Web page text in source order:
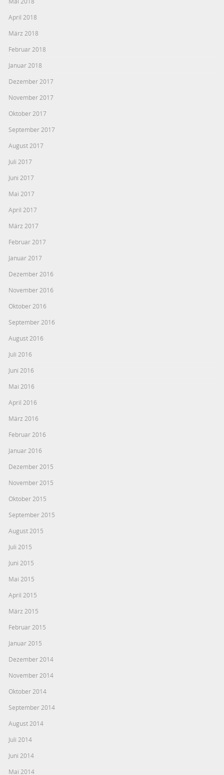
April 2018
März 2018
Februar 2018
Januar 2018
Dezember 2017
November 2017
Oktober 2017
September 2017
August 2017
Juli 2017
Juni 2017
Mai 2017
April 2017
März 2017
Februar 2017
Januar 2017
Dezember 2016
November 2016
Oktober 2016
September 2016
August 2016
Juli 2016
Juni 2016
Mai 2016
April 2016
März 2016
Februar 2016
Januar 2016
Dezember 2015
November 2015
Oktober 2015
September 2015
August 2015
Juli 2015
Juni 2015
Mai 2015
April 2015
März 2015
Februar 2015
Januar 2015
Dezember 2014
November 2014
Oktober 2014
September 2014
August 2014
Juli 2014
Juni 2014
Mai 2014